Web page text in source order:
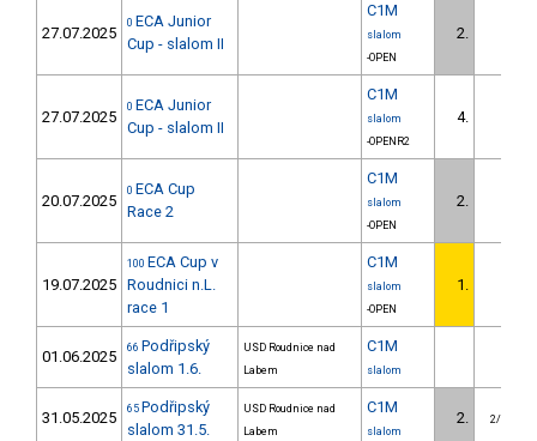
27.07.2025
0 ECA Junior
Cup - slalom II
C1M
slalom
-OPEN
2.
27.07.2025
0 ECA Junior
Cup - slalom II
C1M
slalom
-OPENR2
4.
20.07.2025
0 ECA Cup
Race 2
C1M
slalom
-OPEN
2.
19.07.2025
100 ECA Cup v
Roudnici n.L.
race 1
C1M
slalom
-OPEN
1.
01.06.2025 66 Podřipský
slalom 1.6.
USD Roudnice nad
Labem
C1M
slalom
31.05.2025 65 Podřipský
slalom 31.5.
USD Roudnice nad
Labem
C1M
slalom
2. 2/U23